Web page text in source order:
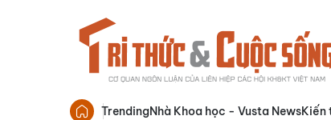
TrendingNhà Khoa học - Vusta NewsKiến